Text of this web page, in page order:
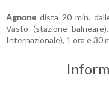
Agnone dista 20 min.
Vasto (stazione
Internazionale), 1 ora e 30